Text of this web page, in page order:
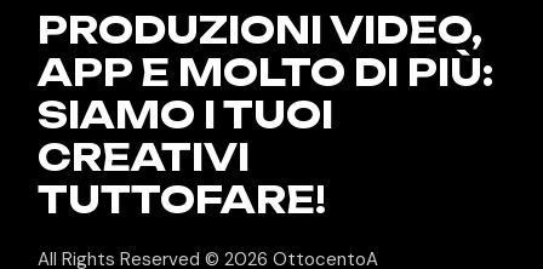
PRODUZIONI VIDEO,
APP E MOLTO DI PIÙ:
SIAMO I TUOI
CREATIVI
TUTTOFARE!
All Rights Reserved © 2026OttocentoA